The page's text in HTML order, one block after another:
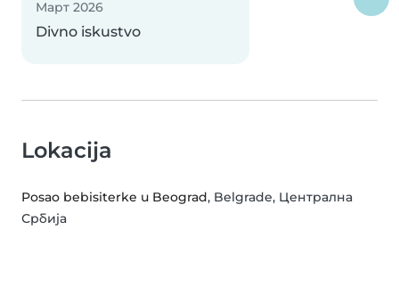
Март 2026
Divno iskustvo
Lokacija
Posao bebisiterke u Beograd, Belgrade, Централна
Србија